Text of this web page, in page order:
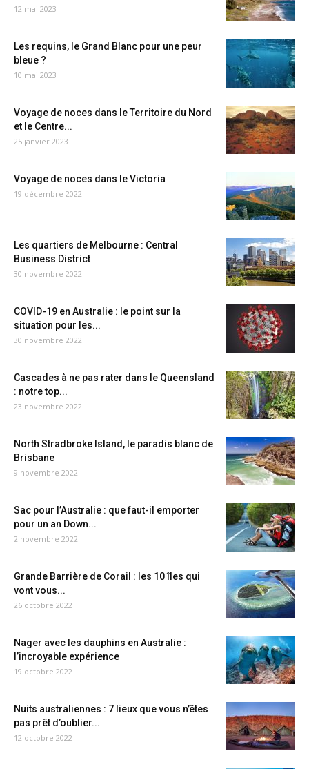
12 mai 2023
Les requins, le Grand Blanc pour une peur
bleue ?
10 mai 2023
Voyage de noces dans le Territoire du Nord
et le Centre...
25 janvier 2023
Voyage de noces dans le Victoria
19 décembre 2022
Les quartiers de Melbourne : Central
Business District
30 novembre 2022
COVID-19 en Australie : le point sur la
situation pour les...
30 novembre 2022
Cascades à ne pas rater dans le Queensland
: notre top...
23 novembre 2022
North Stradbroke Island, le paradis blanc de
Brisbane
9 novembre 2022
Sac pour l’Australie : que faut-il emporter
pour un an Down...
2 novembre 2022
Grande Barrière de Corail : les 10 îles qui
vont vous...
26 octobre 2022
Nager avec les dauphins en Australie :
l’incroyable expérience
19 octobre 2022
Nuits australiennes : 7 lieux que vous n’êtes
pas prêt d’oublier...
12 octobre 2022